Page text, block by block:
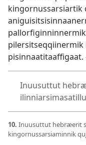
kingornussarsiartik
Inuusuttut
10. Inuusuttut hebræerit
kingornussarsiaminnik